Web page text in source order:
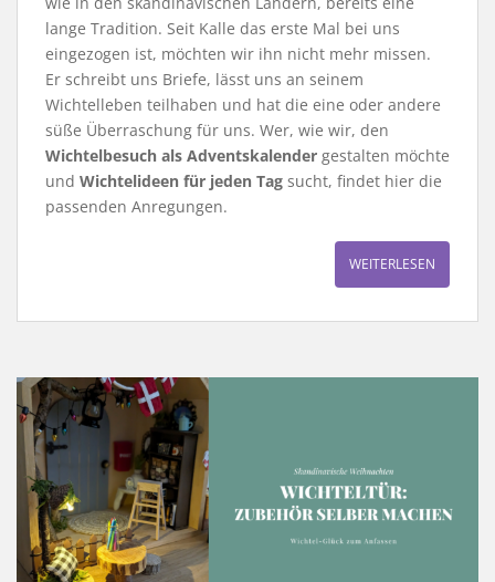
lange Tradition. Seit Kalle das erste Mal bei uns
eingezogen ist, möchten wir ihn nicht mehr missen.
Er schreibt uns Briefe, lässt uns an seinem
Wichtelleben teilhaben und hat die eine oder andere
süße Überraschung für uns. Wer, wie wir, den
Wichtelbesuch als Adventskalender gestalten möchte
und Wichtelideen für jeden Tag sucht, findet hier die
passenden Anregungen.
WEITERLESEN